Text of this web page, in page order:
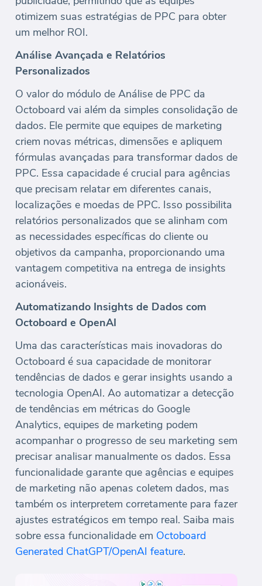
otimizem suas estratégias de PPC para obter
um melhor ROI.
Análise Avançada e Relatórios
Personalizados
O valor do módulo de Análise de PPC da
Octoboard vai além da simples consolidação de
dados. Ele permite que equipes de marketing
criem novas métricas, dimensões e apliquem
fórmulas avançadas para transformar dados de
PPC. Essa capacidade é crucial para agências
que precisam relatar em diferentes canais,
localizações e moedas de PPC. Isso possibilita
relatórios personalizados que se alinham com
as necessidades específicas do cliente ou
objetivos da campanha, proporcionando uma
vantagem competitiva na entrega de insights
acionáveis.
Automatizando Insights de Dados com
Octoboard e OpenAI
Uma das características mais inovadoras do
Octoboard é sua capacidade de monitorar
tendências de dados e gerar insights usando a
tecnologia OpenAI. Ao automatizar a detecção
de tendências em métricas do Google
Analytics, equipes de marketing podem
acompanhar o progresso de seu marketing sem
precisar analisar manualmente os dados. Essa
funcionalidade garante que agências e equipes
de marketing não apenas coletem dados, mas
também os interpretem corretamente para fazer
ajustes estratégicos em tempo real. Saiba mais
sobre essa funcionalidade em Octoboard
Generated ChatGPT/OpenAI feature.